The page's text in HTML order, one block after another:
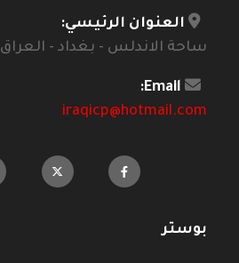
العنوان الرئيسي:
ساحة الاندلس - بغداد - العراق
Email:
iraqicp@hotmail.com
بوستر